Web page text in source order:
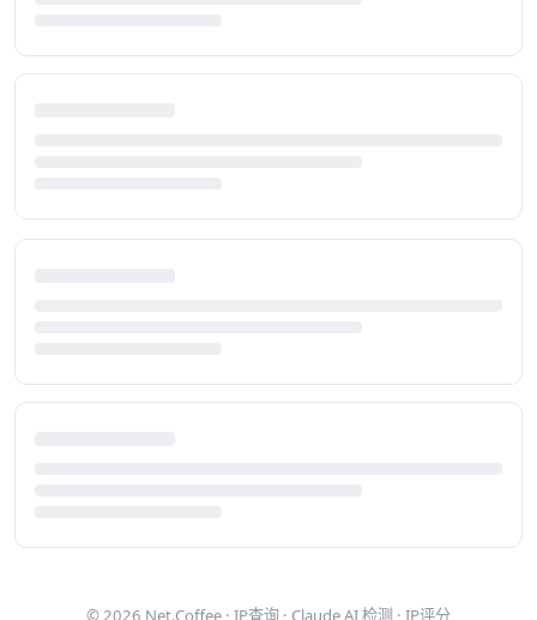
© 2026 Net.Coffee · IP查询 · Claude AI 检测 · IP评分